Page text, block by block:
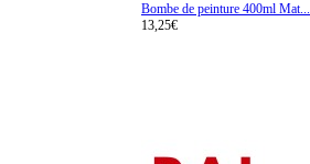
Bombe de peinture 400ml Mat...
13,25€